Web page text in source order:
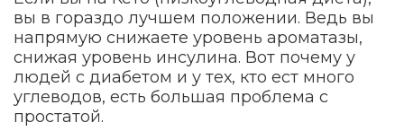
вы в гораздо лучшем положении. Ведь вы
напрямую снижаете уровень ароматазы,
снижая уровень инсулина. Вот почему у
людей с диабетом и у тех, кто ест много
углеводов, есть большая проблема с
простатой.